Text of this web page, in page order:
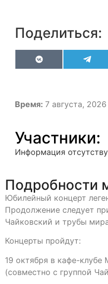
Поделиться:
VK
Время: 7 августа,
Участники:
Информация
Подробности
Юбилейный концерт
Продолжение следует
Чайковский и трубы
Концерты пройдут:
19 октября в кафе-клубе
(совместно с группой